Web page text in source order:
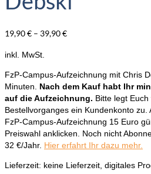
19,90€ – 39,90€
inkl. MwSt.
FzP-Campus-Aufzeichnung mit Chris
Minuten. Nach dem Kauf habt Ihr
auf die Aufzeichnung. Bitte legt
Bestellvorganges ein Kundenkonto
FzP-Campus-Aufzeichnung 15 Euro
Preiswahl anklicken. Noch nicht
32 €/Jahr. Hier erfahrt Ihr dazu mehr.
Lieferzeit: keine Lieferzeit, digitales